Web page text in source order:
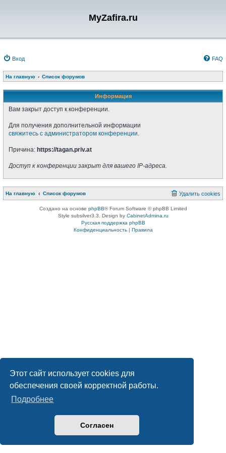
Этот сайт использует cookies для
обеспечения своей корректной работы.
Подробнее
Согласен
MyZafira.ru
Вход FAQ
На главную Список форумов
Информация
Вам закрыт доступ к конференции.
Для получения дополнительной информации
свяжитесь с администратором конференции.
Причина: https://tagan.priv.at
Доступ к конференции закрыт для вашего IP-адреса.
На главную Список форумов Удалить cookies
Создано на основе phpBB® Forum Software © phpBB Limited
Style subsilver3.3. Design by CabinetAdmina.ru
Русская поддержка phpBB
Конфиденциальность| Правила